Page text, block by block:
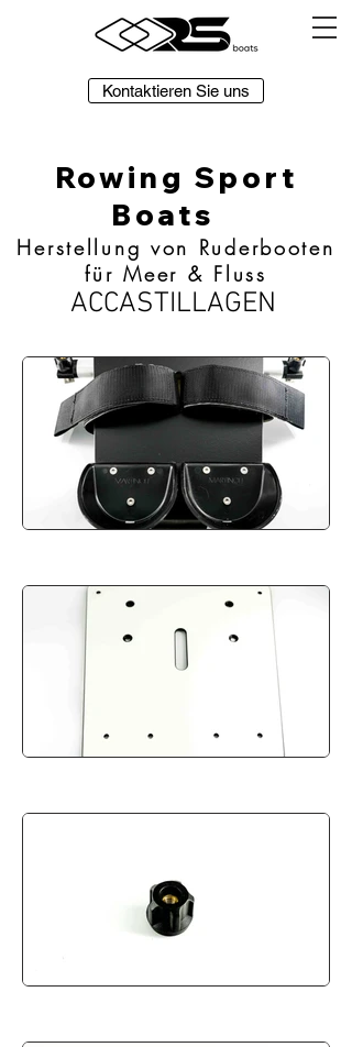
Kontaktieren Sie uns
Rowing Sport
Boats
Herstellung von Ruderbooten
für Meer & Fluss
ACCASTILLAGEN